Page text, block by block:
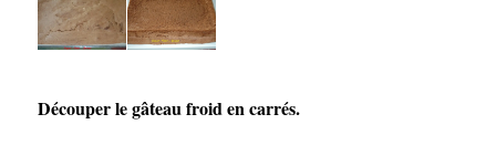
Découper le gâteau froid en carrés.